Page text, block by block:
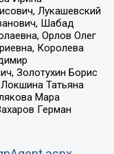
Лукашевский
Шабад
Орлов Олег
Королева
Золотухин Борис
Татьяна
Мара
Герман